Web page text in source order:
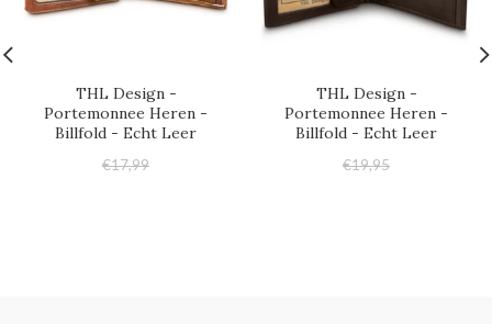
THL Design -
Portemonnee Heren -
Billfold - Echt Leer
€17,99
THL Design -
Portemonnee Heren -
Billfold - Echt Leer
€19,95